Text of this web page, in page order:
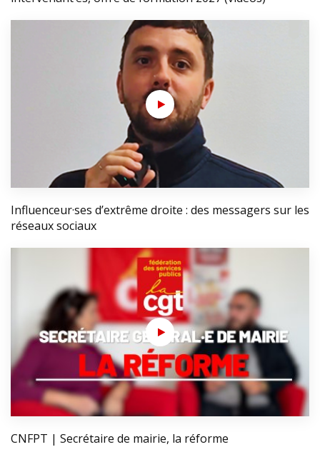
Influenceur·ses d’extrême droite : des messagers sur les
réseaux sociaux
CNFPT | Secrétaire de mairie, la réforme